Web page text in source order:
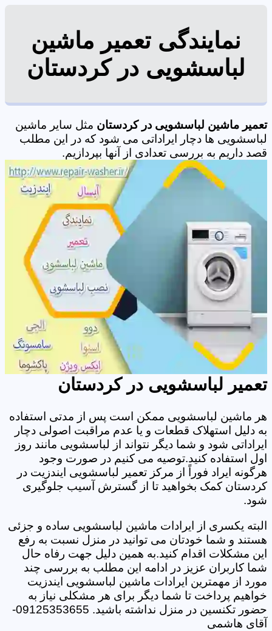
نمایندگی تعمیر ماشین
لباسشویی در کردستان
تعمیر ماشین لباسشویی در کردستان مثل سایر ماشین
لباسشویی ها دچار ایراداتی می شود که در این مطلب
قصد داریم به بررسی تعدادی از آنها بپردازیم.
تعمیر لباسشویی در کردستان
هر ماشین لباسشویی ممکن است پس از مدتی استفاده
به دلیل استهلاک قطعات و یا عدم مراقبت اصولی دچار
ایراداتی شود و شما دیگر نتواند از لباسشویی مانند روز
اول استفاده کنید.توصیه می کنیم در صورت وجود
هرگونه ایراد فوراً از مرکز تعمیر لباسشویی ایندزیت در
کردستان کمک بخواهید تا از گسترش آسیب جلوگیری
شود.
البته یکسری از ایرادات ماشین لباسشویی ساده و جزئی
هستند و شما خودتان می توانید در منزل نسبت به رفع
این مشکلات اقدام کنید.به همین دلیل جهت رفاه حال
شما کاربران عزیز در ادامه این مطلب به بررسی چند
مورد از مهمترین ایرادات ماشین لباسشویی ایندزیت
خواهیم پرداخت تا شما دیگر برای هر مشکلی نیاز به
حضور تکنسین در منزل نداشته باشید. 09125353655-
آقای هاشمی